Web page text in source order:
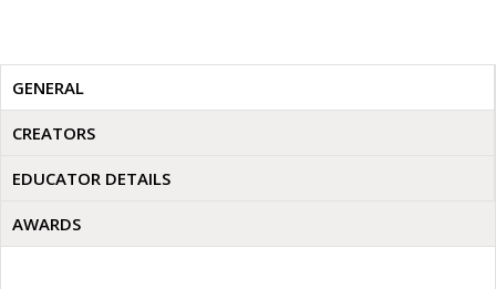
GENERAL
CREATORS
EDUCATOR DETAILS
AWARDS